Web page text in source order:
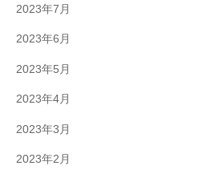
2023年7月
2023年6月
2023年5月
2023年4月
2023年3月
2023年2月